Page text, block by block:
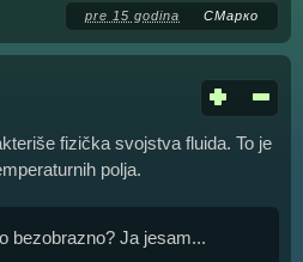
pre 15 godina СМарко
fizička svojstva fluida. To je
polja.
bezobrazno? Ja jesam...